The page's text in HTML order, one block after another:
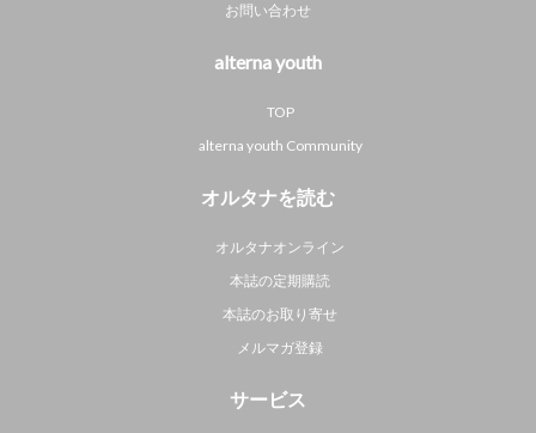
お問い合わせ
alterna youth
TOP
alterna youth Community
オルタナを読む
オルタナオンライン
本誌の定期購読
本誌のお取り寄せ
メルマガ登録
サービス